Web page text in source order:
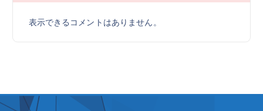
表示できるコメントはありません。